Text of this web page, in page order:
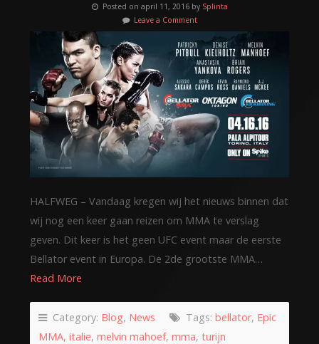
Posted on april 11, 2016 by Splinta
Leave a Comment
HALFWEG – Vandaag kregen wij het nieuws binnen dat
wij nog een keer gaan reizen om MMA te verslag
geven. Dit keer is het geen UFC event maar de eerste
Bellator event in Europa. De 2de grootste MMA…
Read More
Category: Blog, News Tags: bellator, Epic
MMA, italie, melvin mahoef, mma, turijn